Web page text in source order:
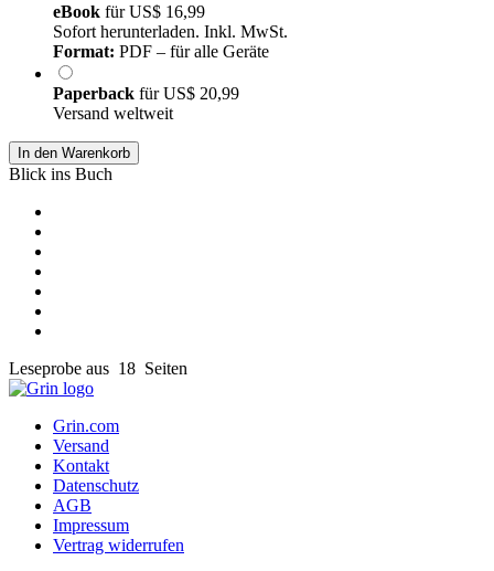
eBook fürUS$ 16,99
Sofort herunterladen. Inkl. MwSt.
Format: PDF – für alle Geräte
Paperback fürUS$ 20,99
Versand weltweit
In den Warenkorb
Blick ins Buch
Leseprobe aus 18 Seiten